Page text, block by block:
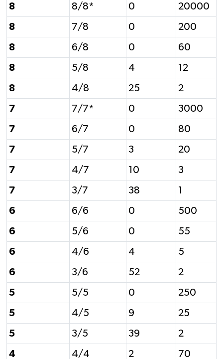
8 8/8* 0 20000
8 7/8 0 200
8 6/8 0 60
8 5/8 4 12
8 4/8 25 2
7 7/7* 0 3000
7 6/7 0 80
7 5/7 3 20
7 4/7 10 3
7 3/7 38 1
6 6/6 0 500
6 5/6 0 55
6 4/6 4 5
6 3/6 52 2
5 5/5 0 250
5 4/5 9 25
5 3/5 39 2
4 4/4 2 70